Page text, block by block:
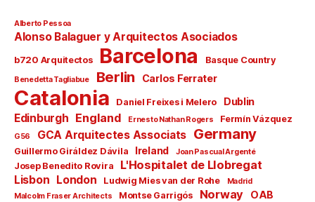
Alberto Pessoa
Alonso Balaguer y Arquitectos Asociados
b720 Arquitectos Barcelona Basque Country
Benedetta Tagliabue Berlin Carlos Ferrater
Catalonia Daniel Freixes i Melero Dublin
Edinburgh England Ernesto Nathan Rogers Fermín Vázquez
G56 GCA Arquitectes Associats Germany
Guillermo Giráldez Dávila Ireland Joan Pascual Argenté
Josep Benedito Rovira L'Hospitalet de Llobregat
Lisbon London Ludwig Mies van der Rohe
Madrid
Malcolm Fraser Architects
Montse Garrigós Norway OAB